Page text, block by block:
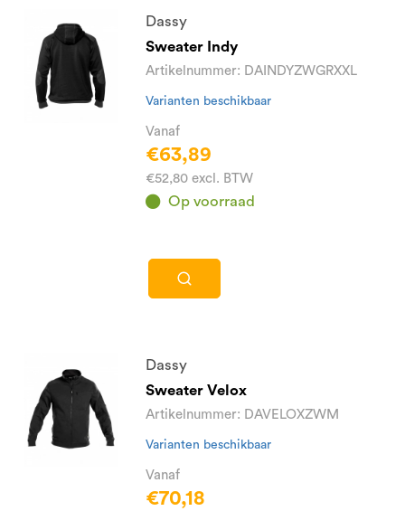
Dassy
Sweater Indy
Artikelnummer: DAINDYZWGRXXL
Varianten beschikbaar
Vanaf
€63,89
€52,80 excl. BTW
Op voorraad
Dassy
Sweater Velox
Artikelnummer: DAVELOXZWM
Varianten beschikbaar
Vanaf
€70,18